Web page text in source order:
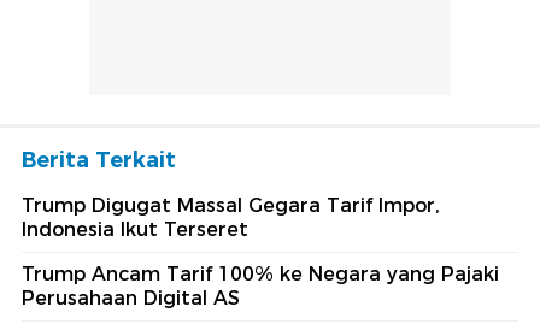
Berita Terkait
Trump Digugat Massal Gegara Tarif Impor,
Indonesia Ikut Terseret
Trump Ancam Tarif 100% ke Negara yang Pajaki
Perusahaan Digital AS